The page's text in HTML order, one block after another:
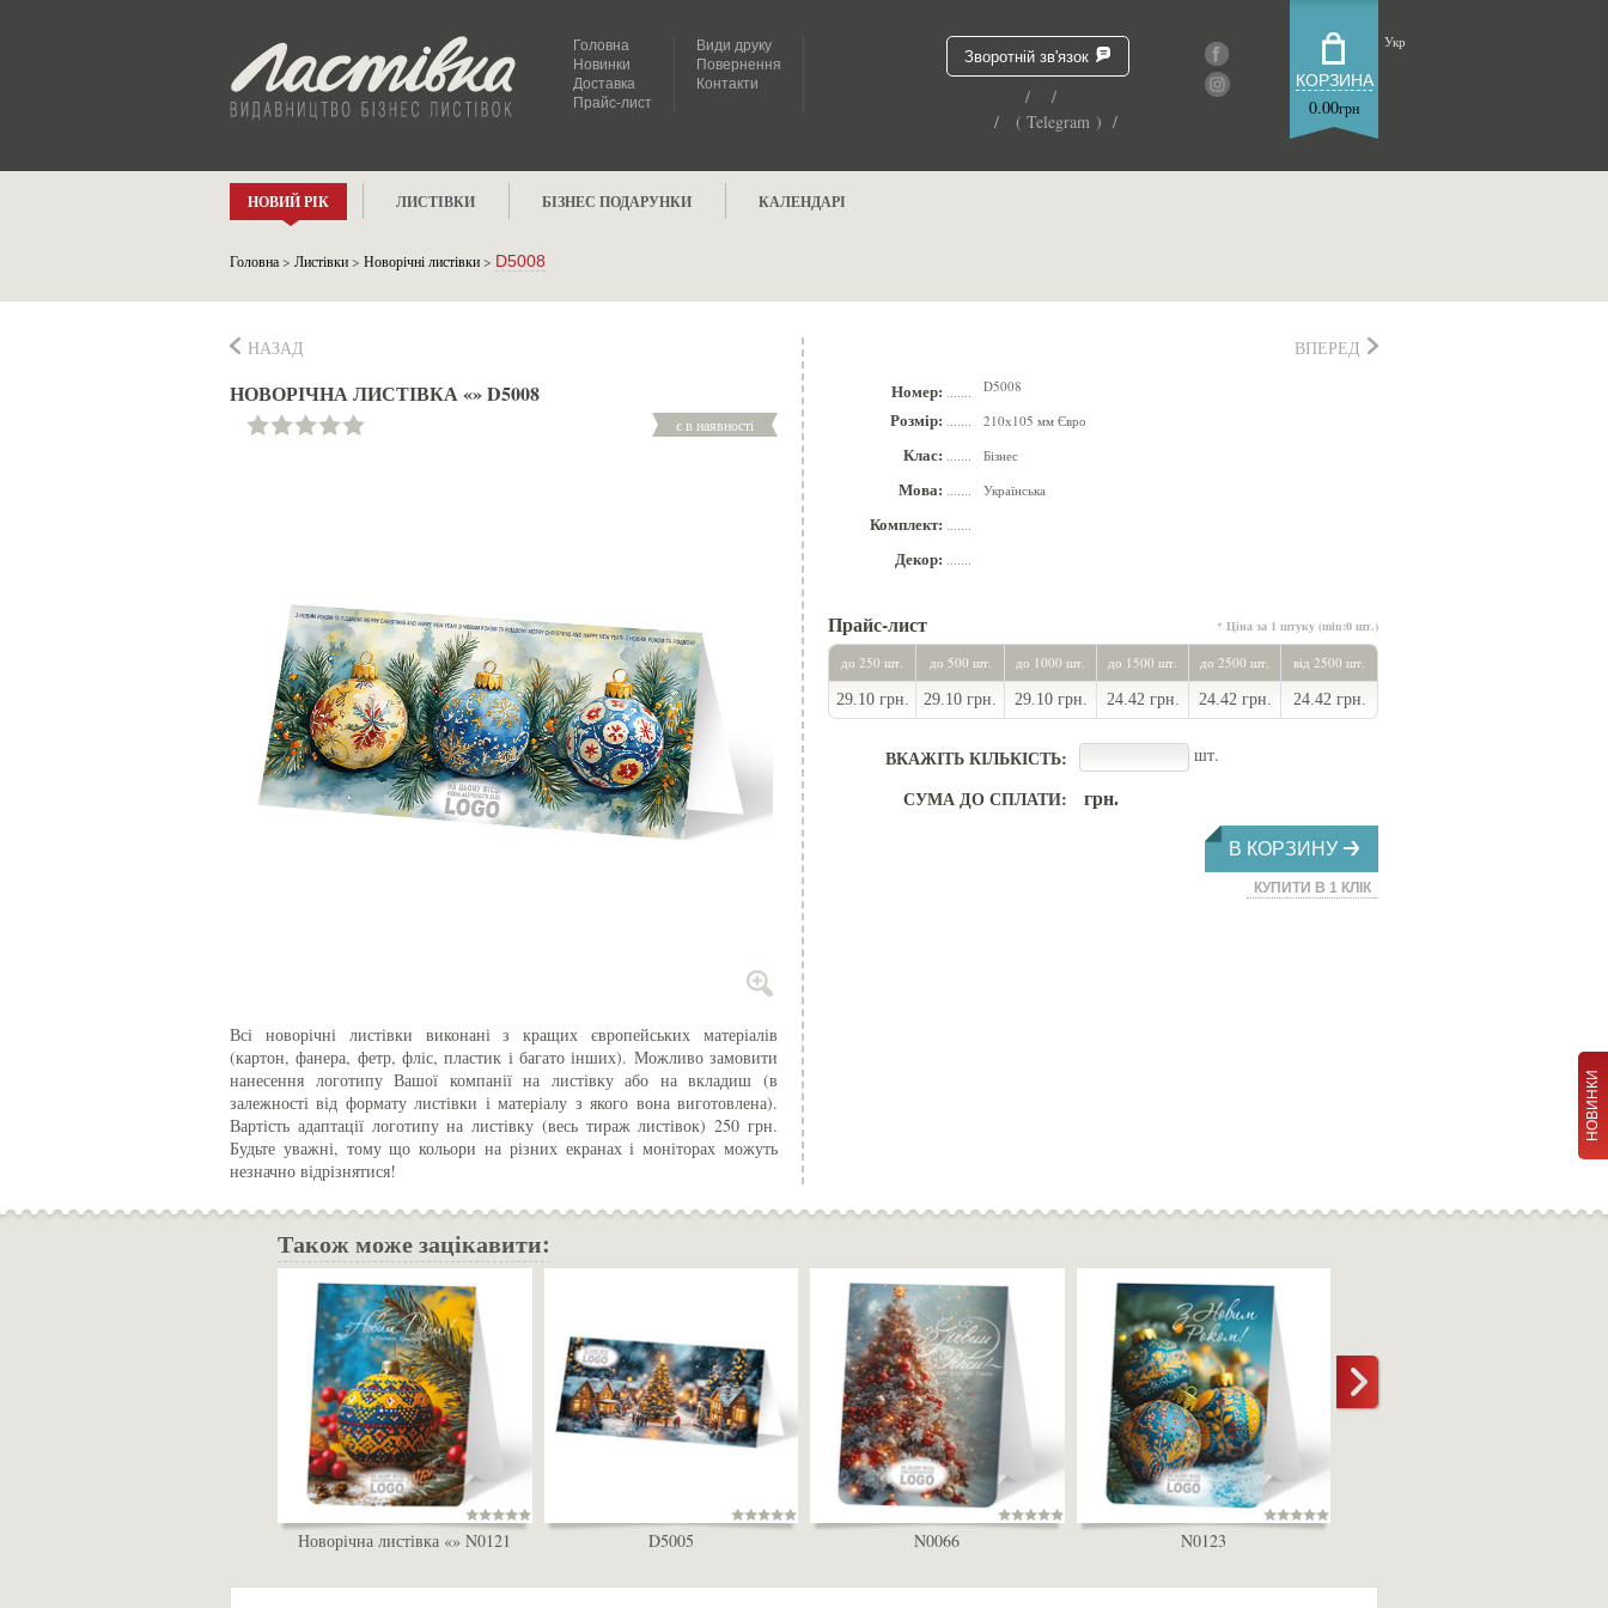
КОРЗИНА
0.00грн
Зворотній зв'язок
/ /
/ ( Telegram ) /
Головна
Новинки
Доставка
Прайс-лист
Види друку
Повернення
Контакти
Укр
НОВИЙ РІК ЛИСТІВКИ БІЗНЕС ПОДАРУНКИ КАЛЕНДАРІ
Головна> Листівки> Новорічні листівки> D5008
НОВИНКИ
НАЗАД ВПЕРЕД
НОВОРІЧНА ЛИСТІВКА «» D5008
є в наявності
Всі новорічні листівки виконані з кращих європейських матеріалів
(картон, фанера, фетр, фліс, пластик і багато інших). Можливо замовити
нанесення логотипу Вашої компанії на листівку або на вкладиш (в
залежності від формату листівки і матеріалу з якого вона виготовлена).
Вартість адаптації логотипу на листівку (весь тираж листівок) 250 грн.
Будьте уважні, тому що кольори на різних екранах і моніторах можуть
незначно відрізнятися!
Номер: D5008
Розмір: 210х105 мм Євро
Клас: Бізнес
Мова: Українська
Комплект:
Декор:
Прайс-лист * Ціна за 1 штуку (min:0 шт.)
до 250 шт. до 500 шт. до 1000 шт. до 1500 шт. до 2500 шт. від 2500 шт.
29.10 грн. 29.10 грн. 29.10 грн. 24.42 грн. 24.42 грн. 24.42 грн.
ВКАЖІТЬ КІЛЬКІСТЬ: шт.
СУМА ДО СПЛАТИ: грн.
В КОРЗИНУ
КУПИТИ В 1 КЛІК
Також може зацікавити:
Новорічна листівка «» N0121 D5005 N0066 N0123